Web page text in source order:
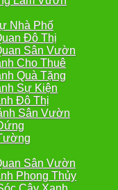
Nhà Phố
Đô Thị
Sân Vườn
Cho Thuê
Quà Tặng
Sự Kiện
Đô Thị
Sân Vườn
Sân Vườn
Phong Thủy